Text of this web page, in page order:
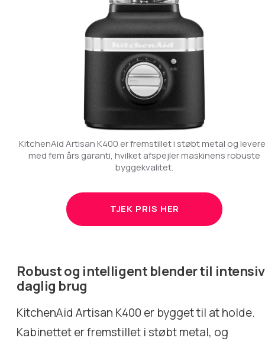
KitchenAid Artisan K400 er fremstillet i støbt metal og
med fem års garanti, hvilket afspejler maskinens robuste
byggekvalitet.
TJEK PRIS HER
Robust og intelligent blender til intensiv
daglig brug
KitchenAid Artisan K400 er bygget til at holde.
Kabinettet er fremstillet i støbt metal, og